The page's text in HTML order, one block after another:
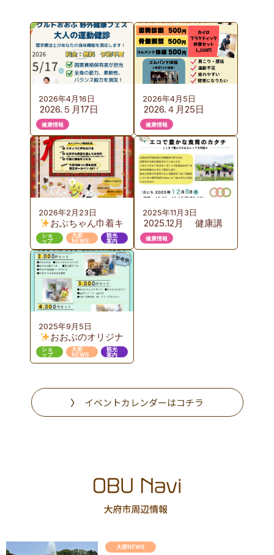
2026年4月16日
2026.５月17日
（日）KURUTOおお
ぶ 野外健康フェス
のご案内
健康情報
2026年4月5日
2026.４月25日
（土）カイロプラク
ティック体験会の
ご案内
健康情報
2026年2月23日
おぶちゃん巾着キ
ャンペーン 第３弾
ショ
ップ
大府
NEWS
観光
案内
2025年11月3日
2025.12月 健康講
座のご案内 『お
いしい給食から始め
健康情報
2025年9月5日
おおぶのオリジナ
ルギフト販売
ショ
ップ
大府
NEWS
観光
案内
イベントカレンダーはコチラ
大府NEWS